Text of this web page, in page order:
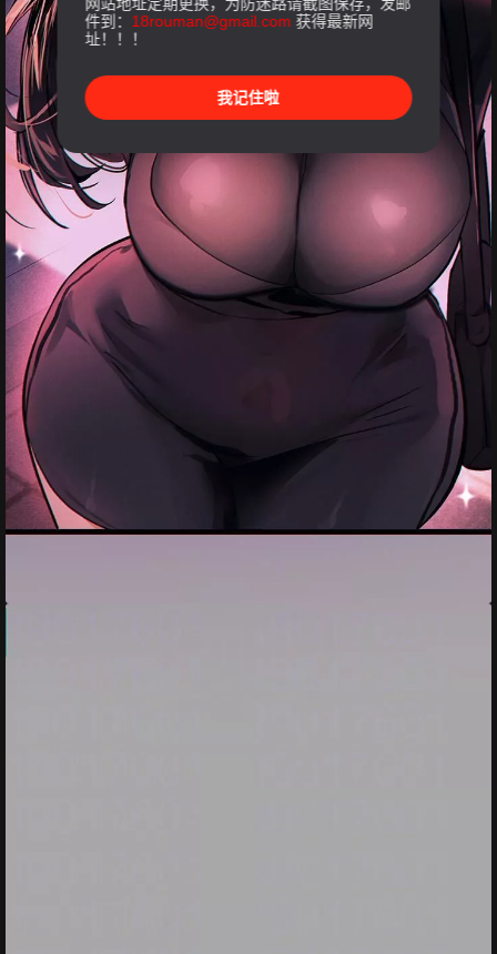
件到： 18rouman@gmail.com 获得最新网
址！！！
我记住啦